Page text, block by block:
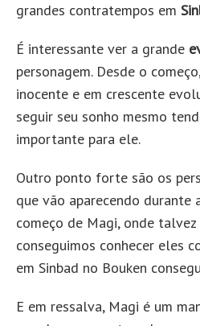
grandes contratempos em
É interessante ver a grande
personagem. Desde o
inocente e em crescente
seguir seu sonho mesmo
importante para ele.
Outro ponto forte são os
que vão aparecendo durante
começo de Magi, onde
conseguimos conhecer eles
em Sinbad no Bouken
E em ressalva, Magi é um